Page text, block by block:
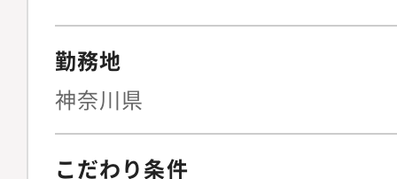
勤務地
神奈川県
こだわり条件